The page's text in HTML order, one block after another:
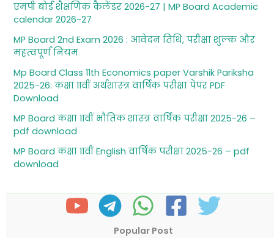
एमपी बोर्ड शैक्षणिक कैलेंडर 2026-27 | MP Board Academic
calendar 2026-27
MP Board 2nd Exam 2026 : आवेदन तिथि, परीक्षा शुल्‍क और
महत्‍वपूर्ण नियम
Mp Board Class 11th Economics paper Varshik Pariksha
2025-26: कक्षा 11वीं अर्थशास्‍त्र वार्षिक परीक्षा पेपर PDF
Download
MP Board कक्षा 11वीं भौतिक शास्‍त्र वार्षिक परीक्षा 2025-26 –
pdf download
MP Board कक्षा 11वीं English वार्षिक परीक्षा 2025-26 – pdf
download
Popular Post